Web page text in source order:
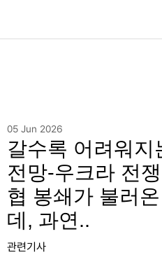
05 Jun 2026
갈수록 어려워지
전망-우크라 전
협 봉쇄가 불러
데, 과연..
관련기사